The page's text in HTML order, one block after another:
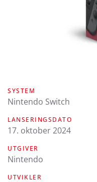
SYSTEM
Nintendo Switch
LANSERINGSDATO
17. oktober 2024
UTGIVER
Nintendo
UTVIKLER